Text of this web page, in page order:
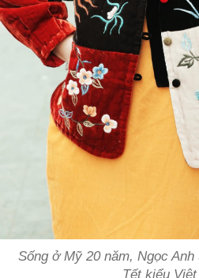
Sống ở Mỹ 20 năm, Ngọc
Tết kiểu Việt